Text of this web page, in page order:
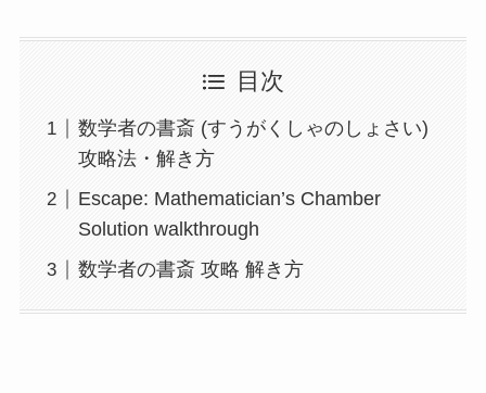
目次
数学者の書斎 (すうがくしゃのしょさい)
攻略法・解き方
Escape: Mathematician’s Chamber
Solution walkthrough
数学者の書斎 攻略 解き方